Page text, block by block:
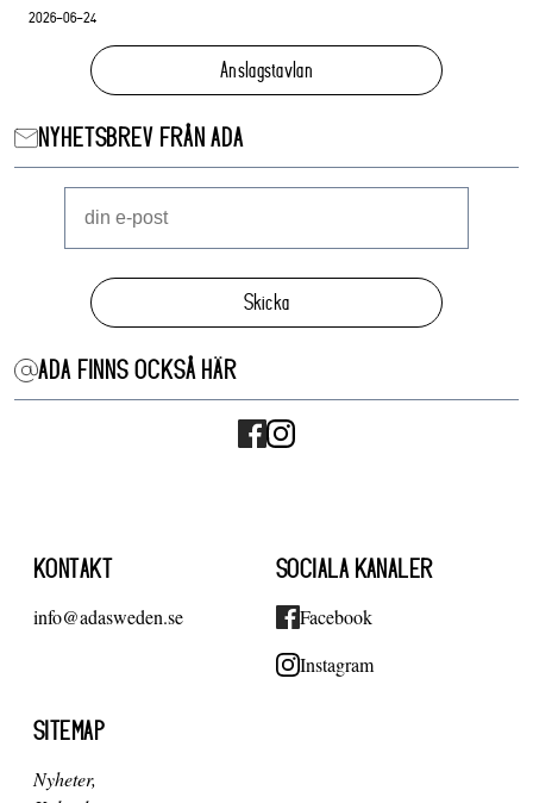
2026-06-24
Anslagstavlan
NYHETSBREV FRÅN ADA
Skicka
ADA FINNS OCKSÅ HÄR
KONTAKT
info@adasweden.se
SOCIALA KANALER
Facebook
Instagram
SITEMAP
Nyheter